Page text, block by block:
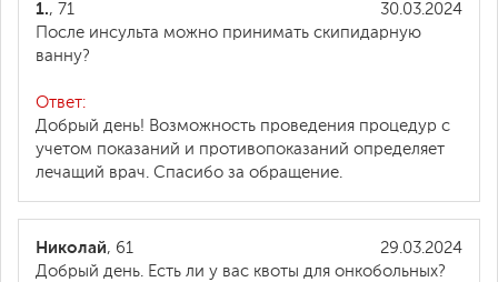
30.03.2024
1., 71
После инсульта можно принимать скипидарную
ванну?
Ответ:
Добрый день! Возможность проведения процедур с
учетом показаний и противопоказаний определяет
лечащий врач. Спасибо за обращение.
29.03.2024
Николай, 61
Добрый день. Есть ли у вас квоты для онкобольных?